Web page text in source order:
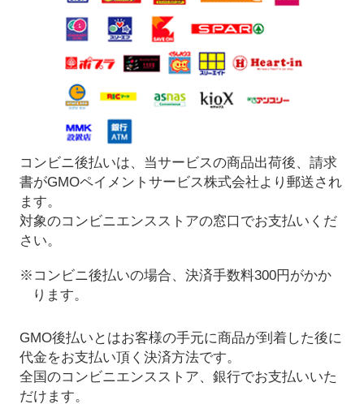
コンビニ後払いは、当サービスの商品出荷後、請求
書がGMOペイメントサービス株式会社より郵送され
ます。
対象のコンビニエンスストアの窓口でお支払いくだ
さい。
※コンビニ後払いの場合、決済手数料300円がかか
ります。
GMO後払いとはお客様の手元に商品が到着した後に
代金をお支払い頂く決済方法です。
全国のコンビニエンスストア、銀行でお支払いいた
だけます。